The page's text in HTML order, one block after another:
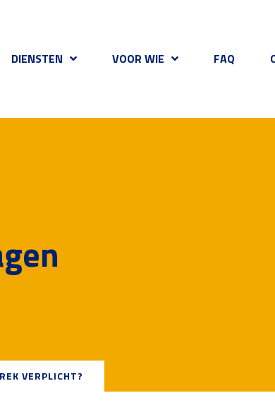
DIENSTEN VOOR WIE FAQ
VERPLICHT?